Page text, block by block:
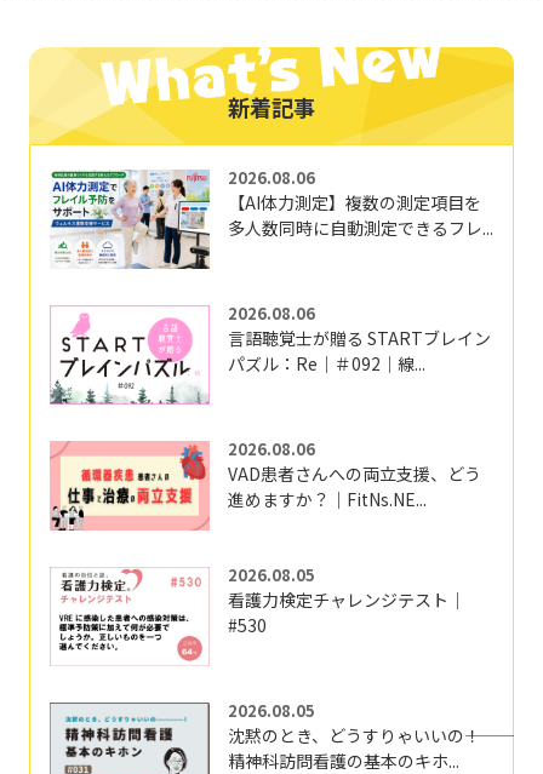
新着記事
2026.08.06
【AI体力測定】複数の測定項目を
多人数同時に自動測定できるフレ...
2026.08.06
言語聴覚士が贈る STARTブレイン
パズル：Re｜＃092｜線...
2026.08.06
VAD患者さんへの両立支援、どう
進めますか？｜FitNs.NE...
2026.08.05
看護力検定チャレンジテスト｜
#530
2026.08.05
沈黙のとき、どうすりゃいいの―――！
精神科訪問看護の基本のキホ...